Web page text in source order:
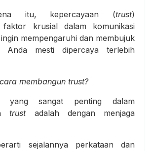
itu, kepercayaan (trust)
faktor krusial dalam komunikasi
mempengaruhi dan membujuk
Anda mesti dipercaya terlebih
membangun trust?
yang sangat penting dalam
trustadalah dengan menjaga
sejalannya perkataan dan